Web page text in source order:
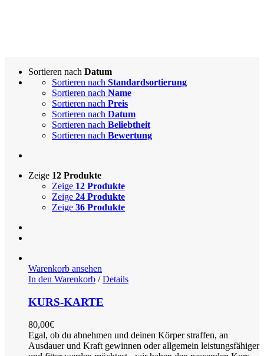
Sortieren nach Datum
Sortieren nach Standardsortierung
Sortieren nach Name
Sortieren nach Preis
Sortieren nach Datum
Sortieren nach Beliebtheit
Sortieren nach Bewertung
Zeige 12 Produkte
Zeige 12 Produkte
Zeige 24 Produkte
Zeige 36 Produkte
Warenkorb ansehen
In den Warenkorb / Details
KURS-KARTE
80,00€
Egal, ob du abnehmen und deinen Körper straffen, an
Ausdauer und Kraft gewinnen oder allgemein leistungsfähiger